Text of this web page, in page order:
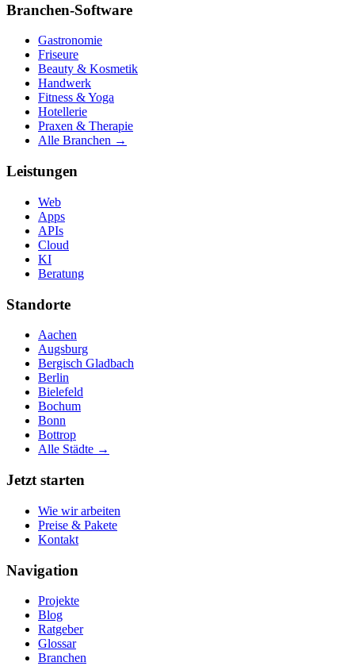
Branchen-Software
Gastronomie
Friseure
Beauty & Kosmetik
Handwerk
Fitness & Yoga
Hotellerie
Praxen & Therapie
Alle Branchen →
Leistungen
Web
Apps
APIs
Cloud
KI
Beratung
Standorte
Aachen
Augsburg
Bergisch Gladbach
Berlin
Bielefeld
Bochum
Bonn
Bottrop
Alle Städte →
Jetzt starten
Wie wir arbeiten
Preise & Pakete
Kontakt
Navigation
Projekte
Blog
Ratgeber
Glossar
Branchen